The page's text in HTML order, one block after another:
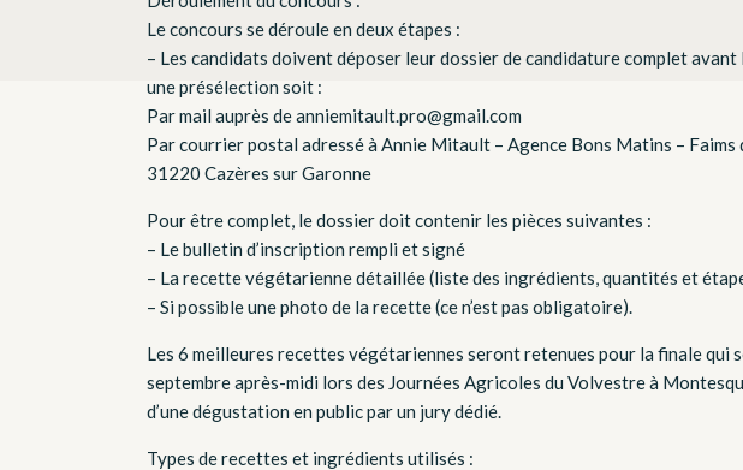
Le concours se déroule en deux étapes :
– Les candidats doivent déposer leur dossier de candidature complet
une présélection soit :
Par mail auprès de anniemitault.pro@gmail.com
Par courrier postal adressé à Annie Mitault – Agence Bons Matins – Faims
31220 Cazères sur Garonne
Pour être complet, le dossier doit contenir les pièces suivantes :
– Le bulletin d’inscription rempli et signé
– La recette végétarienne détaillée (liste des ingrédients, quantités et
– Si possible une photo de la recette (ce n’est pas obligatoire).
Les 6 meilleures recettes végétariennes seront retenues pour la finale qui
septembre après-midi lors des Journées Agricoles du Volvestre à
d’une dégustation en public par un jury dédié.
Types de recettes et ingrédients utilisés :